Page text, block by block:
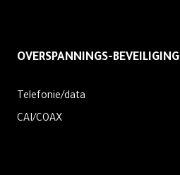
OVERSPANNINGS-BEVEILIGING
Telefonie/data
CAI/COAX